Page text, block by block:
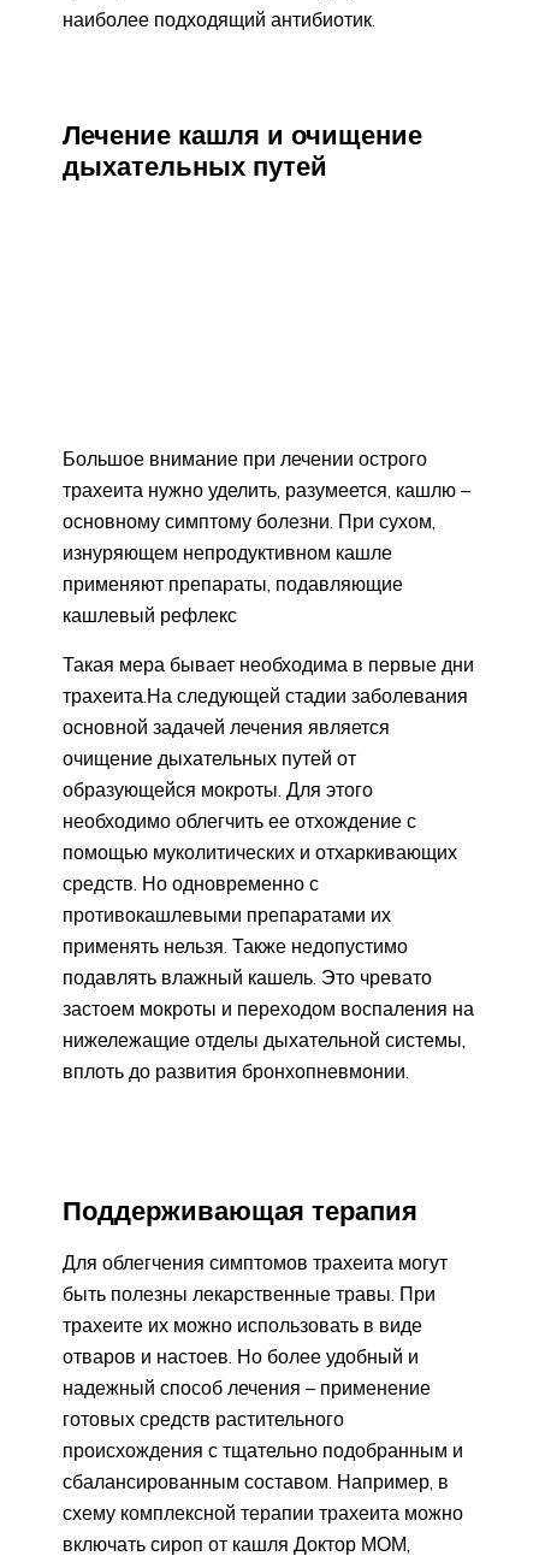
наиболее подходящий антибиотик.
Лечение кашля и очищение
дыхательных путей
Большое внимание при лечении острого
трахеита нужно уделить, разумеется, кашлю –
основному симптому болезни. При сухом,
изнуряющем непродуктивном кашле
применяют препараты, подавляющие
кашлевый рефлекс
Такая мера бывает необходима в первые дни
трахеита.На следующей стадии заболевания
основной задачей лечения является
очищение дыхательных путей от
образующейся мокроты. Для этого
необходимо облегчить ее отхождение с
помощью муколитических и отхаркивающих
средств. Но одновременно с
противокашлевыми препаратами их
применять нельзя. Также недопустимо
подавлять влажный кашель. Это чревато
застоем мокроты и переходом воспаления на
нижележащие отделы дыхательной системы,
вплоть до развития бронхопневмонии.
Поддерживающая терапия
Для облегчения симптомов трахеита могут
быть полезны лекарственные травы. При
трахеите их можно использовать в виде
отваров и настоев. Но более удобный и
надежный способ лечения – применение
готовых средств растительного
происхождения с тщательно подобранным и
сбалансированным составом. Например, в
схему комплексной терапии трахеита можно
включать сироп от кашля Доктор МОМ,